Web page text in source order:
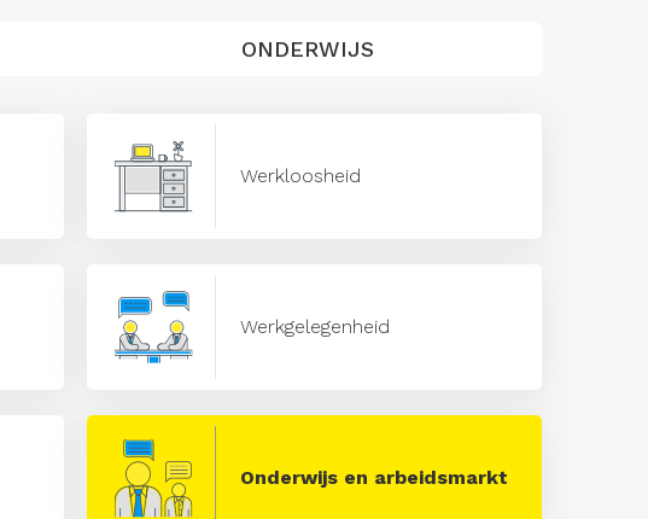
ONDERWIJS
Werkloosheid
Werkgelegenheid
Onderwijs en arbeidsmarkt